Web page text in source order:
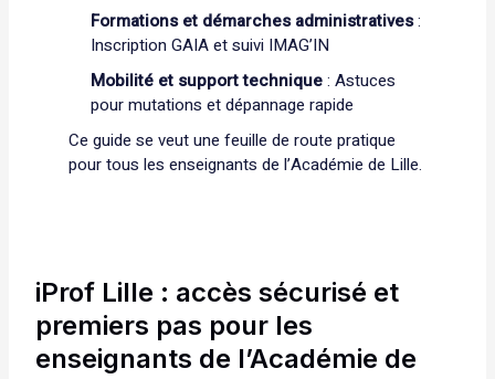
Formations et démarches administratives:
Inscription GAIA et suivi IMAG’IN
Mobilité et support technique: Astuces
pour mutations et dépannage rapide
Ce guide se veut une feuille de route pratique
pour tous les enseignants de l’Académie de Lille.
iProf Lille : accès sécurisé et
premiers pas pour les
enseignants de l’Académie de